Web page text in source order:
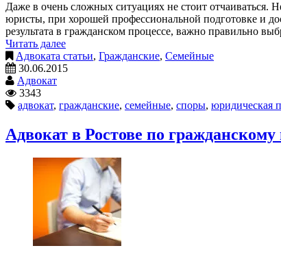
Даже в очень сложных ситуациях не стоит
юристы, при хорошей профессиональной подготовке и
результата в гражданском процессе, важно правильно
Читать далее
Адвоката статьи, Гражданские, Семейные
30.06.2015
Адвокат
3343
адвокат, гражданские, семейные, споры, юридическая
Адвокат в Ростове по